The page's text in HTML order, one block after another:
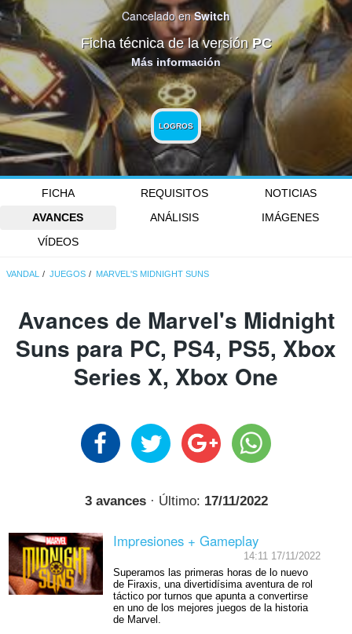
Cancelado enSwitch
Ficha técnica de la versiónPC
Más información
LOGROS
FICHA REQUISITOS
NOTICIAS
AVANCES
ANÁLISIS
IMÁGENES
VÍDEOS
VANDAL JUEGOS MARVEL'S MIDNIGHT SUNS
Avances de Marvel's Midnight
Suns para PC, PS4, PS5, Xbox
Series X, Xbox One
3 avances· Último: 17/11/2022
Impresiones + Gameplay
14:11 17/11/2022
Superamos las primeras horas de lo nuevo
de Firaxis, una divertidísima aventura de rol
táctico por turnos que apunta a convertirse
en uno de los mejores juegos de la historia
de Marvel.